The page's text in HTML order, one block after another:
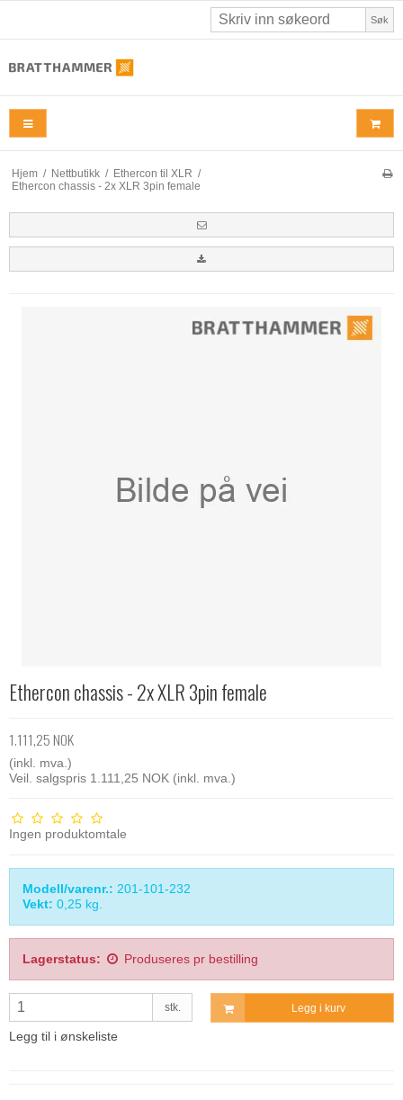
Søk
Hjem / Nettbutikk / Ethercon til XLR /
Ethercon chassis - 2x XLR 3pin female
Ethercon chassis - 2x XLR 3pin female
1.111,25 NOK
(inkl. mva.)
Veil. salgspris 1.111,25 NOK (inkl. mva.)
Ingen produktomtale
Modell/varenr.: 201-101-232
Vekt: 0,25 kg.
Lagerstatus: Produseres pr bestilling
stk. Legg i kurv
Legg til i ønskeliste